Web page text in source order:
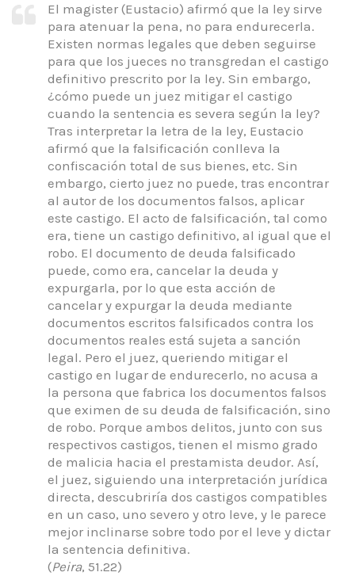
El magister (Eustacio) afirmó que la ley sirve
para atenuar la pena, no para endurecerla.
Existen normas legales que deben seguirse
para que los jueces no transgredan el castigo
definitivo prescrito por la ley. Sin embargo,
¿cómo puede un juez mitigar el castigo
cuando la sentencia es severa según la ley?
Tras interpretar la letra de la ley, Eustacio
afirmó que la falsificación conlleva la
confiscación total de sus bienes, etc. Sin
embargo, cierto juez no puede, tras encontrar
al autor de los documentos falsos, aplicar
este castigo. El acto de falsificación, tal como
era, tiene un castigo definitivo, al igual que el
robo. El documento de deuda falsificado
puede, como era, cancelar la deuda y
expurgarla, por lo que esta acción de
cancelar y expurgar la deuda mediante
documentos escritos falsificados contra los
documentos reales está sujeta a sanción
legal. Pero el juez, queriendo mitigar el
castigo en lugar de endurecerlo, no acusa a
la persona que fabrica los documentos falsos
que eximen de su deuda de falsificación, sino
de robo. Porque ambos delitos, junto con sus
respectivos castigos, tienen el mismo grado
de malicia hacia el prestamista deudor. Así,
el juez, siguiendo una interpretación jurídica
directa, descubriría dos castigos compatibles
en un caso, uno severo y otro leve, y le parece
mejor inclinarse sobre todo por el leve y dictar
la sentencia definitiva.
(Peira, 51.22)